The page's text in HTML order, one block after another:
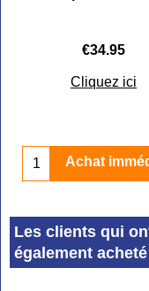
€34.95
Cliquez ici
Achat
Les clients qui
également acheté